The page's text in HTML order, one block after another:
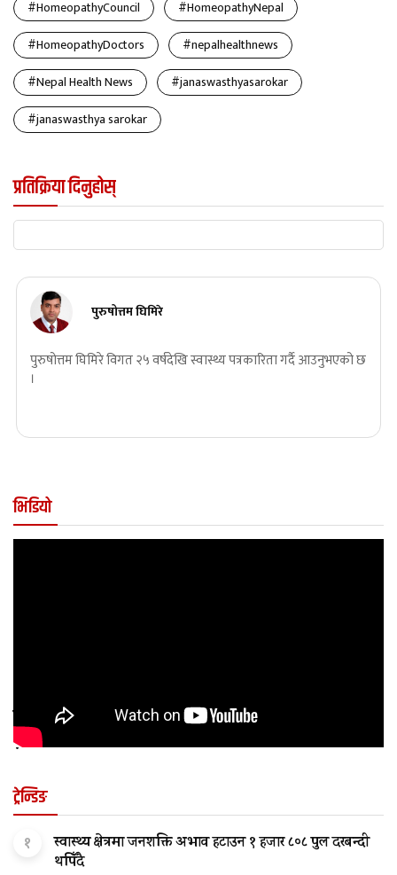
#HomeopathyCouncil
#HomeopathyNepal
#HomeopathyDoctors
#nepalhealthnews
#Nepal Health News
#janaswasthyasarokar
#janaswasthya sarokar
प्रतिक्रिया दिनुहोस्
पुरुषोत्तम घिमिरे
पुरुषोत्तम घिमिरे विगत २५ वर्षदेखि स्वास्थ्य पत्रकारिता गर्दै आउनुभएको छ
।
भिडियो
कुन अवस्थामा बच्चालाई शल्यक्रिया आवश्यक पर्छ
?
ट्रेन्डिङ
१
स्वास्थ्य क्षेत्रमा जनशक्ति अभाव हटाउन १ हजार ८०८ पुल दरबन्दी
थपिँदै